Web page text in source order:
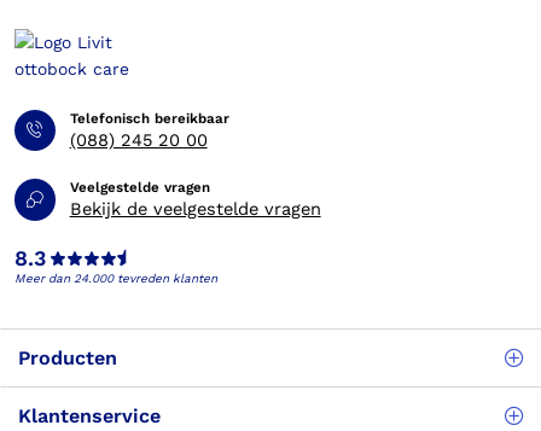
Telefonisch bereikbaar
(088) 245 20 00
Veelgestelde vragen
Bekijk de veelgestelde vragen
8.3
Meer dan 24.000 tevreden klanten
Producten
Klantenservice